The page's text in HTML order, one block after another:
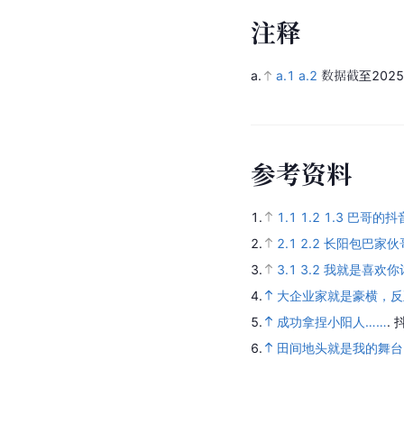
注释
a. a.1 a.2 数据截至
参考资料
1. 1.1 1.2 1.3 巴哥的抖
2.
2.1 2.2 长阳包巴家伙
3.
3.1 3.2 我就是喜欢你
4.
大企业家就是豪横，
5.
成功拿捏小阳人…….
6.
田间地头就是我的舞台